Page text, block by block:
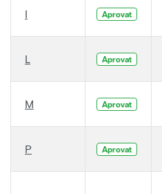
I Aprovat
L Aprovat
M Aprovat
P Aprovat